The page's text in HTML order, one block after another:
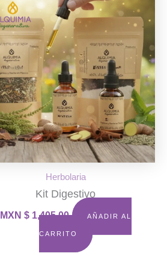
Herbolaria
Kit Digestivo
MXN $1,405.00 AÑADIR AL
CARRITO